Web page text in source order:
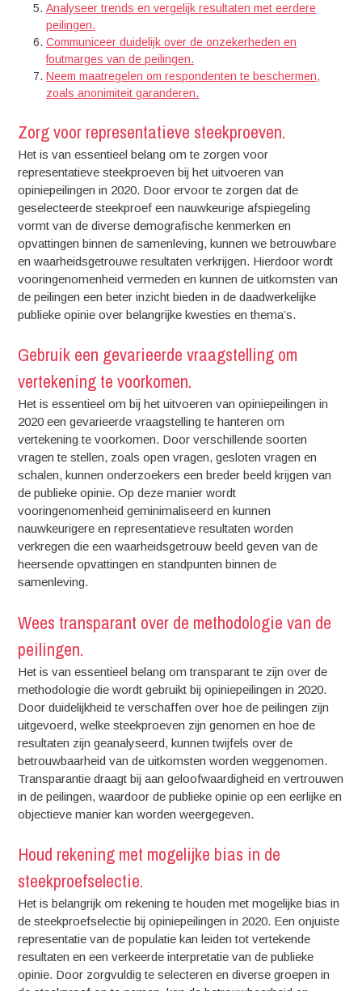
Analyseer trends en vergelijk resultaten met eerdere
peilingen.
Communiceer duidelijk over de onzekerheden en
foutmarges van de peilingen.
Neem maatregelen om respondenten te beschermen,
zoals anonimiteit garanderen.
Zorg voor representatieve steekproeven.
Het is van essentieel belang om te zorgen voor
representatieve steekproeven bij het uitvoeren van
opiniepeilingen in 2020. Door ervoor te zorgen dat de
geselecteerde steekproef een nauwkeurige afspiegeling
vormt van de diverse demografische kenmerken en
opvattingen binnen de samenleving, kunnen we betrouwbare
en waarheidsgetrouwe resultaten verkrijgen. Hierdoor wordt
vooringenomenheid vermeden en kunnen de uitkomsten van
de peilingen een beter inzicht bieden in de daadwerkelijke
publieke opinie over belangrijke kwesties en thema’s.
Gebruik een gevarieerde vraagstelling om
vertekening te voorkomen.
Het is essentieel om bij het uitvoeren van opiniepeilingen in
2020 een gevarieerde vraagstelling te hanteren om
vertekening te voorkomen. Door verschillende soorten
vragen te stellen, zoals open vragen, gesloten vragen en
schalen, kunnen onderzoekers een breder beeld krijgen van
de publieke opinie. Op deze manier wordt
vooringenomenheid geminimaliseerd en kunnen
nauwkeurigere en representatieve resultaten worden
verkregen die een waarheidsgetrouw beeld geven van de
heersende opvattingen en standpunten binnen de
samenleving.
Wees transparant over de methodologie van de
peilingen.
Het is van essentieel belang om transparant te zijn over de
methodologie die wordt gebruikt bij opiniepeilingen in 2020.
Door duidelijkheid te verschaffen over hoe de peilingen zijn
uitgevoerd, welke steekproeven zijn genomen en hoe de
resultaten zijn geanalyseerd, kunnen twijfels over de
betrouwbaarheid van de uitkomsten worden weggenomen.
Transparantie draagt bij aan geloofwaardigheid en vertrouwen
in de peilingen, waardoor de publieke opinie op een eerlijke en
objectieve manier kan worden weergegeven.
Houd rekening met mogelijke bias in de
steekproefselectie.
Het is belangrijk om rekening te houden met mogelijke bias in
de steekproefselectie bij opiniepeilingen in 2020. Een onjuiste
representatie van de populatie kan leiden tot vertekende
resultaten en een verkeerde interpretatie van de publieke
opinie. Door zorgvuldig te selecteren en diverse groepen in